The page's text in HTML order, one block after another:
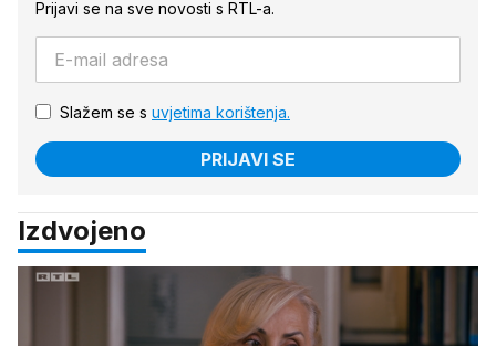
Prijavi se na sve novosti s RTL-a.
Slažem se s uvjetima korištenja.
PRIJAVI SE
Izdvojeno